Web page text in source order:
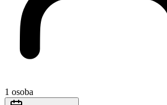
1 osoba